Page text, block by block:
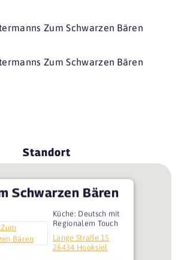
Standort
Schwarzen Bären
Küche: Deutsch mit
Regionalem Touch
Lange Straße 15
26434 Hooksiel